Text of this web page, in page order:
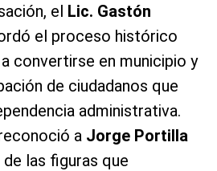
el Lic. Gastón
el proceso histórico
convertirse en municipio y
de ciudadanos que
administrativa.
a Jorge Portilla
las figuras que